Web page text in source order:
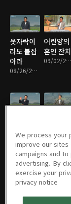
옷자락이
라도 붙잡
아라
08/26/2016 • 46분
어린양의
혼인 잔치
09/02/2016 • 45분
11/18/2016
11/18/2016 • 42분
11/25/
We process your
improve our sites
campaigns and
advertising. By
exercise your
privacy notice